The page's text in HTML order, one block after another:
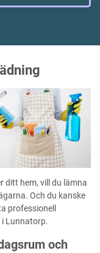
ditt hem, vill du lämna
Och du kanske
professionell
Lunnatorp.
och